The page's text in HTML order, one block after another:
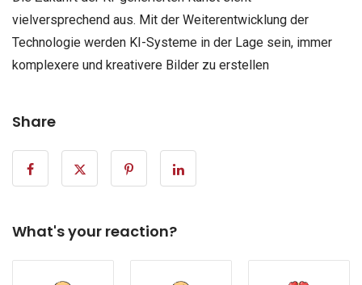
vielversprechend aus. Mit der Weiterentwicklung der
Technologie werden KI-Systeme in der Lage sein, immer
komplexere und kreativere Bilder zu erstellen
Share
What's your reaction?